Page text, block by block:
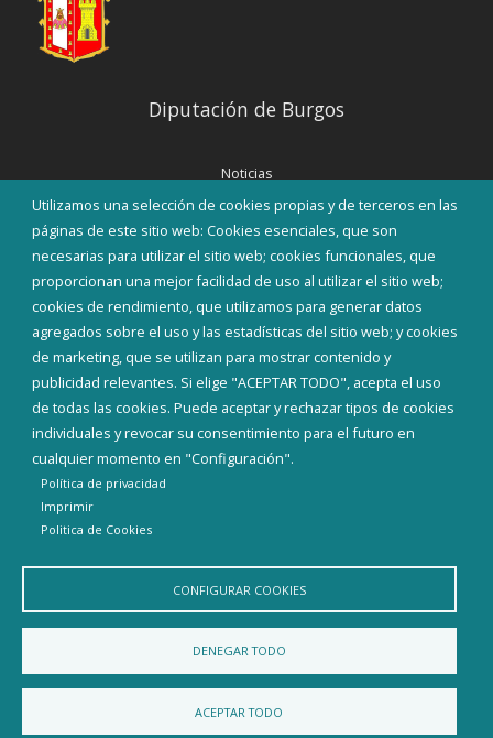
Utilizamos una selección de cookies propias y de terceros en las
páginas de este sitio web: Cookies esenciales, que son
necesarias para utilizar el sitio web; cookies funcionales, que
proporcionan una mejor facilidad de uso al utilizar el sitio web;
cookies de rendimiento, que utilizamos para generar datos
agregados sobre el uso y las estadísticas del sitio web; y cookies
de marketing, que se utilizan para mostrar contenido y
publicidad relevantes. Si elige "ACEPTAR TODO", acepta el uso
de todas las cookies. Puede aceptar y rechazar tipos de cookies
individuales y revocar su consentimiento para el futuro en
cualquier momento en "Configuración".
Política de privacidad
Imprimir
Politica de Cookies
CONFIGURAR COOKIES
DENEGAR TODO
ACEPTAR TODO
Diputación de Burgos
Noticias
Eventos
Corporación Municipal
Teléfonos de interés
INICIAR SESIÓN
MAPA WEB
Diputación de Burgos